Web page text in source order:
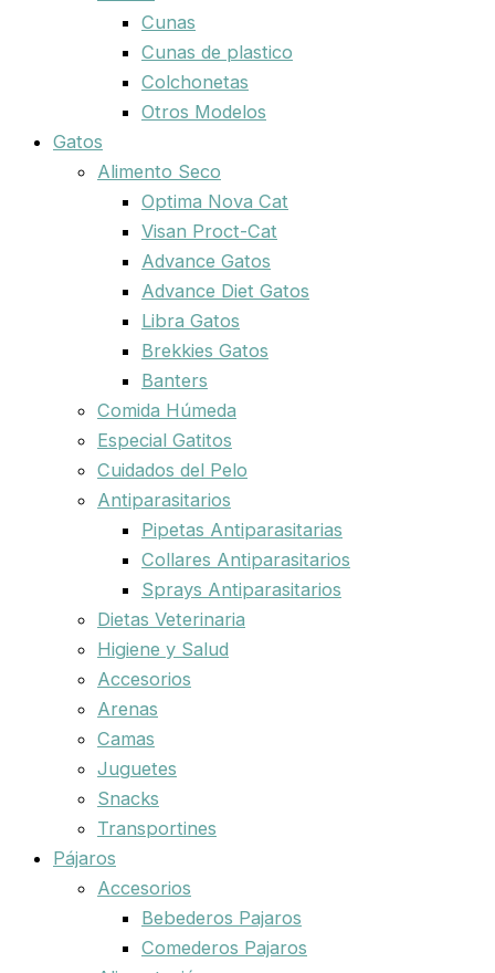
Cunas
Cunas de plastico
Colchonetas
Otros Modelos
Gatos
Alimento Seco
Optima Nova Cat
Visan Proct-Cat
Advance Gatos
Advance Diet Gatos
Libra Gatos
Brekkies Gatos
Banters
Comida Húmeda
Especial Gatitos
Cuidados del Pelo
Antiparasitarios
Pipetas Antiparasitarias
Collares Antiparasitarios
Sprays Antiparasitarios
Dietas Veterinaria
Higiene y Salud
Accesorios
Arenas
Camas
Juguetes
Snacks
Transportines
Pájaros
Accesorios
Bebederos Pajaros
Comederos Pajaros